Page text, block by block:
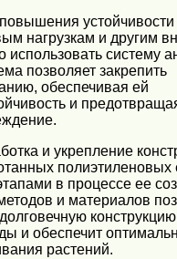
устойчивости
нагрузкам и другим
использовать систему
позволяет закрепить
обеспечивая ей
и
и укрепление
полиэтиленовых
в процессе ее
и материалов
и обеспечит
растений.